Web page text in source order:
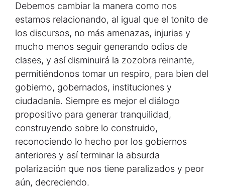
Debemos cambiar la manera como nos
estamos relacionando, al igual que el tonito de
los discursos, no más amenazas, injurias y
mucho menos seguir generando odios de
clases, y así disminuirá la zozobra reinante,
permitiéndonos tomar un respiro, para bien del
gobierno, gobernados, instituciones y
ciudadanía. Siempre es mejor el diálogo
propositivo para generar tranquilidad,
construyendo sobre lo construido,
reconociendo lo hecho por los gobiernos
anteriores y así terminar la absurda
polarización que nos tiene paralizados y peor
aún, decreciendo.